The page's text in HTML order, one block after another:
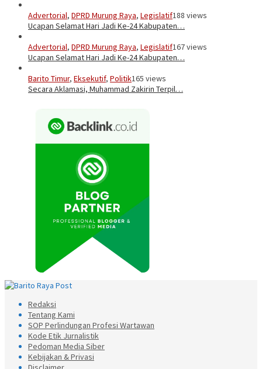
Advertorial, DPRD Murung Raya, Legislatif188 views
Ucapan Selamat Hari Jadi Ke-24 Kabupaten…
Advertorial, DPRD Murung Raya, Legislatif167 views
Ucapan Selamat Hari Jadi Ke-24 Kabupaten…
Barito Timur, Eksekutif, Politik165 views
Secara Aklamasi, Muhammad Zakirin Terpil…
Redaksi
Tentang Kami
SOP Perlindungan Profesi Wartawan
Kode Etik Jurnalistik
Pedoman Media Siber
Kebijakan & Privasi